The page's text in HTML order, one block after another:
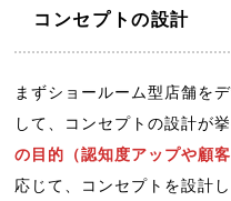
コンセプトの設計
まずショールーム型店舗を
して、コンセプトの設計が
の目的（認知度アップや顧
応じて、コンセプトを設計し